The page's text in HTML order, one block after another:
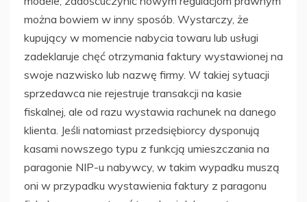
można bowiem w inny sposób. Wystarczy, że
kupujący w momencie nabycia towaru lub usługi
zadeklaruje chęć otrzymania faktury wystawionej na
swoje nazwisko lub nazwę firmy. W takiej sytuacji
sprzedawca nie rejestruje transakcji na kasie
fiskalnej, ale od razu wystawia rachunek na danego
klienta. Jeśli natomiast przedsiębiorcy dysponują
kasami nowszego typu z funkcją umieszczania na
paragonie NIP-u nabywcy, w takim wypadku muszą
oni w przypadku wystawienia faktury z paragonu